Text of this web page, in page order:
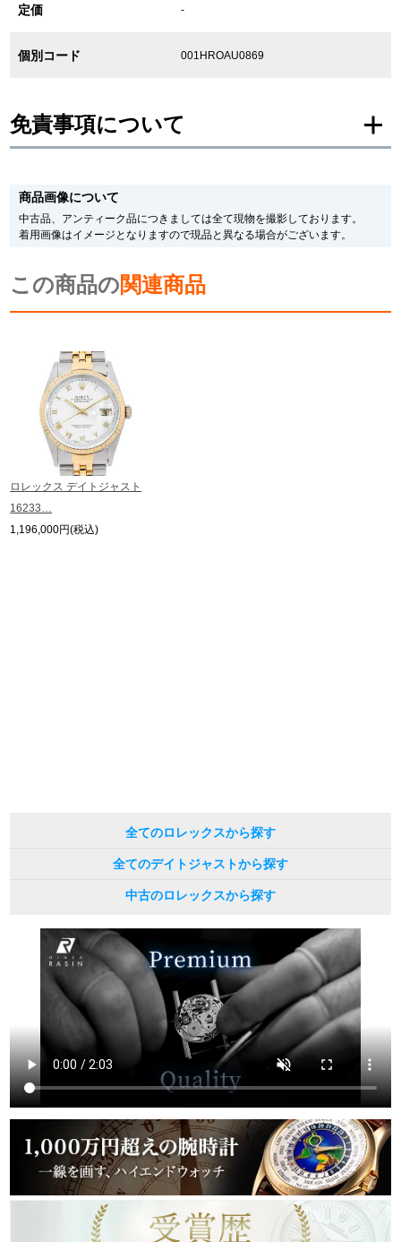
商品画像について
中古品、アンティーク品につきましては全て現物を撮影しております。
着用画像はイメージとなりますので現品と異なる場合がございます。
この商品の関連商品
ロレックス デイトジャスト
16233…
1,196,000円(税込)
全てのロレックスから探す
全てのデイトジャストから探す
中古のロレックスから探す
定価 -
個別コード 001HROAU0869
免責事項について
メーカー保護シールの有無に個体差がございますのでご了承下さいませ。
また、メーカーにてマイナーチェンジがなされる場合がございますが、在庫品
の仕様で販売させていただきますので予めご了承の程お願いいたします。
尚、中古品、アンティーク品につきましては現品を撮影しております。
ます。
の掲載を控えております。
※当店では店頭販売も行っております為、サイトでのご注文と店頭処理との時
間差で在庫切れになる場合がございます。
予めご了承くださいませ。
また、ご来店にてご購入を希望される場合にも、事前に在庫の確認をお電話か
メールにてお問い合わせいただけますようお願いいたします。
※アンティーク品やユーズド品の場合、外装および内部機械に代替部品を使用
している場合がございます。
※表示の定価は、入荷時の価格となっております。
現在の定価と異なる場合がございますのでご了承くださいませ。